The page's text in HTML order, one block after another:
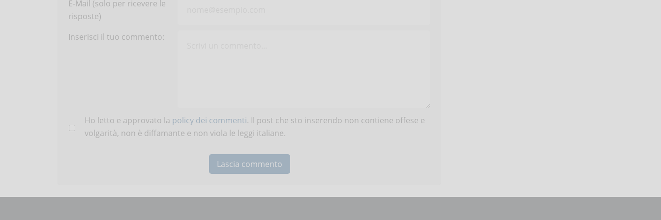
E-Mail (solo per ricevere le
risposte)
Inserisci il tuo commento:
Ho letto e approvato la policy dei commenti. Il post che sto inserendo non contiene offese e
volgarità, non è diffamante e non viola le leggi italiane.